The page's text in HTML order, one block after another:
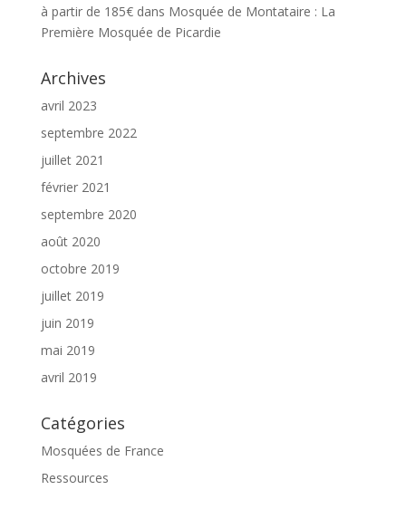
à partir de 185€dans Mosquée de Montataire : La
Première Mosquée de Picardie
Archives
avril 2023
septembre 2022
juillet 2021
février 2021
septembre 2020
août 2020
octobre 2019
juillet 2019
juin 2019
mai 2019
avril 2019
Catégories
Mosquées de France
Ressources